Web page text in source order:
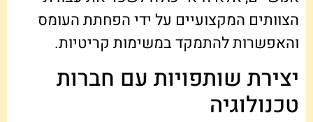
הצוותים המקצועיים על ידי הפחתת העומס
והאפשרות להתמקד במשימות קריטיות.
יצירת שותפויות עם חברות
טכנולוגיה